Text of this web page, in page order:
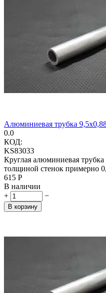
Алюминиевая трубка
0.0
КОД:
KS83033
Круглая алюминиевая
толщиной стенок примерно
‍615‍ Р
В наличии
+
−
В корзину